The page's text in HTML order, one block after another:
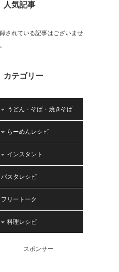
人気記事
されている記事はございませ
カテゴリー
うどん・そば・焼きそば
らーめんレシピ
インスタント
パスタレシピ
フリートーク
料理レシピ
スポンサー